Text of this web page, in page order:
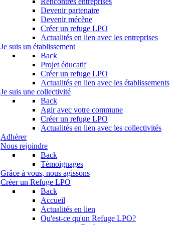
Devenir partenaire
Devenir mécène
Créer un refuge LPO
Actualités en lien avec les entreprises
Je suis un établissement
Back
Projet éducatif
Créer un refuge LPO
Actualités en lien avec les établissements
Je suis une collectivité
Back
Agir avec votre commune
Créer un refuge LPO
Actualités en lien avec les collectivités
Adhérer
Nous rejoindre
Back
Témoignages
Grâce à vous, nous agissons
Créer un Refuge LPO
Back
Accueil
Actualités en lien
Qu'est-ce qu'un Refuge LPO?